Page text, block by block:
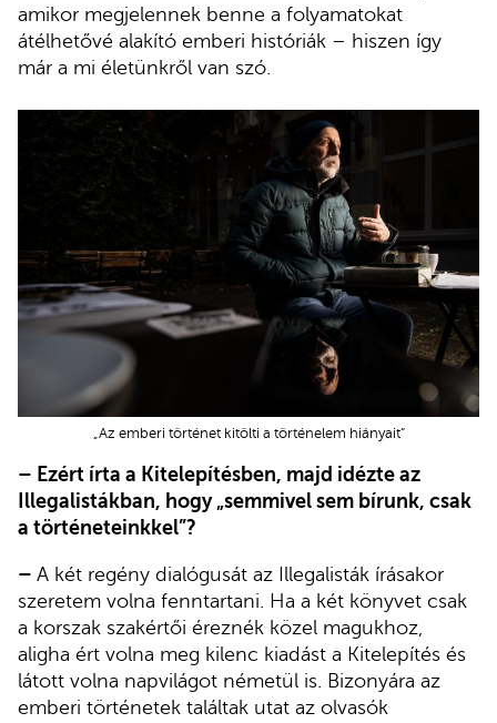
amikor megjelennek benne a folyamatokat
átélhetővé alakító emberi históriák – hiszen így
már a mi életünkről van szó.
„Az emberi történet kitölti a történelem hiányait”
– Ezért írta a Kitelepítésben, majd idézte az
Illegalistákban, hogy „semmivel sem bírunk, csak
a történeteinkkel”?
– A két regény dialógusát az Illegalisták írásakor
szeretem volna fenntartani. Ha a két könyvet csak
a korszak szakértői éreznék közel magukhoz,
aligha ért volna meg kilenc kiadást a Kitelepítés és
látott volna napvilágot németül is. Bizonyára az
emberi történetek találtak utat az olvasók